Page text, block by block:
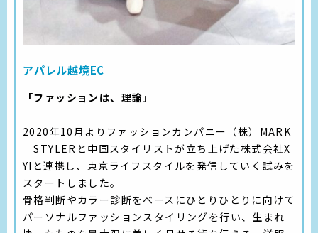
アパレル越境EC
「ファッションは、理論」
2020年10月よりファッションカンパニー（株）MARK
STYLERと中国スタイリストが立ち上げた株式会社X
YIと連携し、東京ライフスタイルを発信していく試みを
スタートしました。
骨格判断やカラー診断をベースにひとりひとりに向けて
パーソナルファッションスタイリングを行い、生まれ